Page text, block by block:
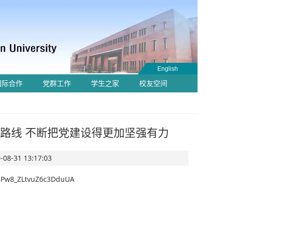
English
际合作 党群工作 学生之家 校友空间
线 不断把党建设得更加坚强有力
08-31 13:17:03